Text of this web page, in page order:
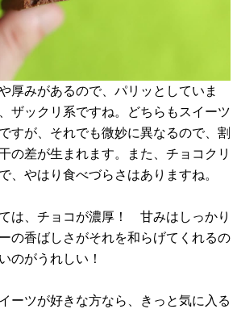
厚みがあるので、パリッとしていま
ザックリ系ですね。どちらもスイーツ
すが、それでも微妙に異なるので、割
の差が生まれます。また、チョコクリ
、やはり食べづらさはありますね。
は、チョコが濃厚！ 甘みはしっかり
の香ばしさがそれを和らげてくれるの
のがうれしい！
ーツが好きな方なら、きっと気に入る